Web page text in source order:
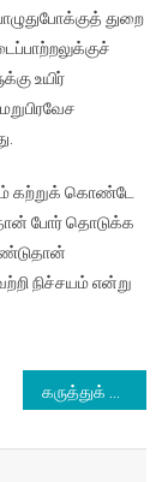
துறை
உயிர்
கற்றுக் கொண்டே
போர் தொடுக்க
நிச்சயம் என்று
கருத்துக் கணிப்புகளுக்கு கடுக்காய் கஷாயம் கொடுத்து விட்டு